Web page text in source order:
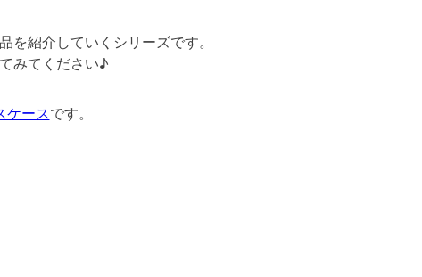
を紹介していくシリーズです。
みてください♪
ケースです。